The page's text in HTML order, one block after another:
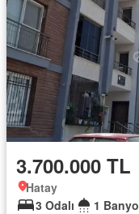
3.700.000 TL
Hatay
3 Odalı
1 Banyo